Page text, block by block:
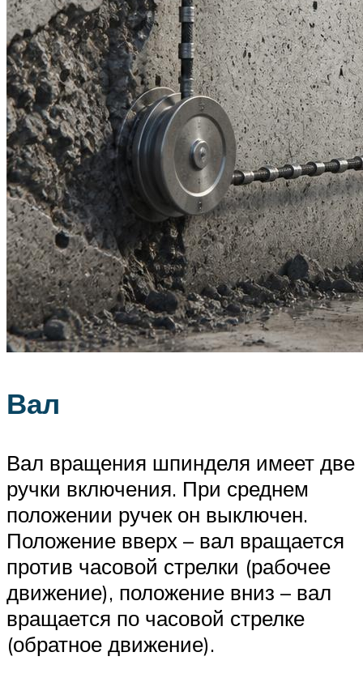
Вал
Вал вращения шпинделя имеет две
ручки включения. При среднем
положении ручек он выключен.
Положение вверх – вал вращается
против часовой стрелки (рабочее
движение), положение вниз – вал
вращается по часовой стрелке
(обратное движение).